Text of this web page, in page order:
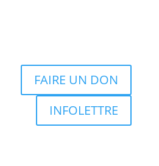
FAIRE UN DON
INFOLETTRE